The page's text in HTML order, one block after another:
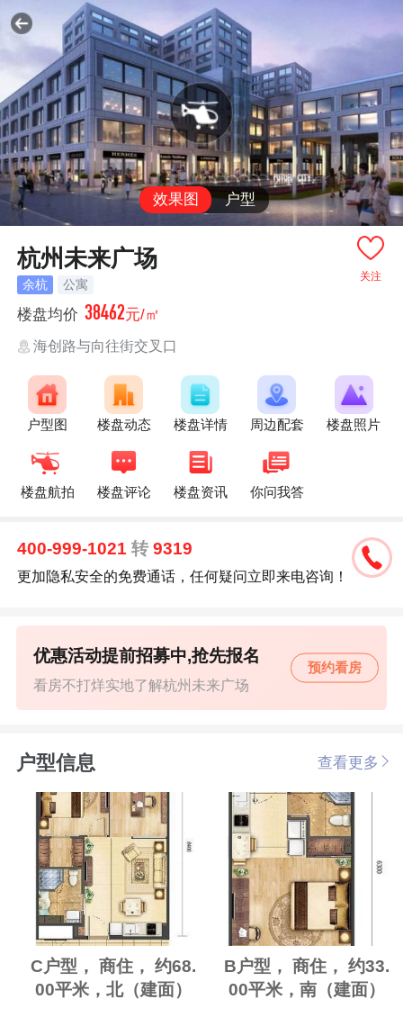
效果图 户型
关注
杭州未来广场
余杭 公寓
楼盘均价 38462元/㎡
海创路与向往街交叉口
户型图 楼盘动态 楼盘详情 周边配套 楼盘照片
楼盘航拍 楼盘评论 楼盘资讯 你问我答
400-999-1021转 9319
更加隐私安全的免费通话，任何疑问立即来电咨询！
看房不打烊实地了解杭州未来广场
优惠活动提前招募中,抢先报名
预约看房
户型信息 查看更多
C户型， 商住， 约68.
00平米，北（建面）
B户型， 商住， 约33.
00平米，南（建面）